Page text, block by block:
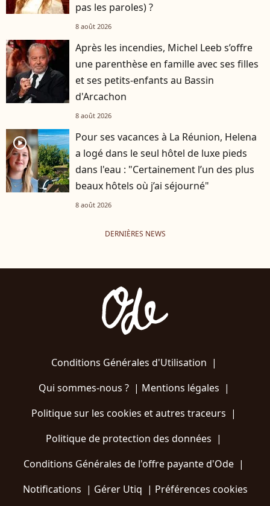
pas les paroles) ?
8 août 2026
Après les incendies, Michel Leeb s’offre
une parenthèse en famille avec ses filles
et ses petits-enfants au Bassin
d'Arcachon
8 août 2026
player2
Pour ses vacances à La Réunion, Helena
a logé dans le seul hôtel de luxe pieds
dans l'eau : "Certainement l’un des plus
beaux hôtels où j’ai séjourné"
8 août 2026
DERNIÈRES NEWS
Conditions Générales d'Utilisation |
Qui sommes-nous ?| Mentions légales |
Politique sur les cookies et autres traceurs |
Politique de protection des données |
Conditions Générales de l'offre payante d'Ode |
Notifications | Gérer Utiq | Préférences cookies